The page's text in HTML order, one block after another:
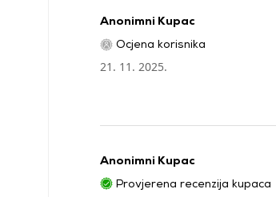
Anonimni Kupac
Ocjena korisnika
21. 11. 2025.
Anonimni Kupac
Provjerena recenzija kupaca